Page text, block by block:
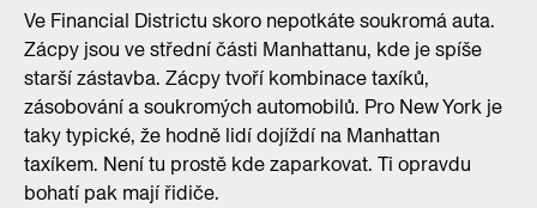
Ve Financial Districtu skoro nepotkáte soukromá auta.
Zácpy jsou ve střední části Manhattanu, kde je spíše
starší zástavba. Zácpy tvoří kombinace taxíků,
zásobování a soukromých automobilů. Pro New York je
taky typické, že hodně lidí dojíždí na Manhattan
taxíkem. Není tu prostě kde zaparkovat. Ti opravdu
bohatí pak mají řidiče.